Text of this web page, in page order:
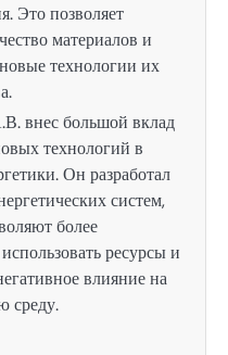
Это позволяет
материалов и
технологии их
внес большой вклад
технологий в
Он разработал
систем,
более
ресурсы и
влияние на
среду.